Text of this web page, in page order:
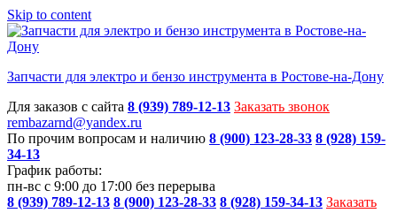
Skip to content
Запчасти для электро и бензо инструмента в Ростове-на-Дону
Для заказов с сайта 8 (939) 789-12-13 Заказать звонок
rembazarnd@yandex.ru
По прочим вопросам и наличию 8 (900) 123-28-33 8 (928) 159-
34-13
График работы:
пн-вс с 9:00 до 17:00 без перерыва
8 (939) 789-12-13 8 (900) 123-28-33 8 (928) 159-34-13 Заказать